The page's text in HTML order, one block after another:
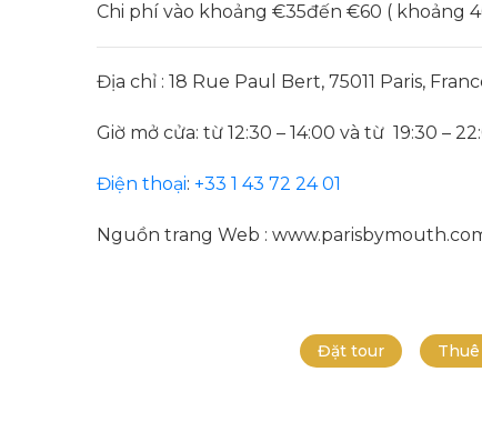
Chi phí vào khoảng €35đến €60 ( khoảng
Địa chỉ : 18 Rue Paul Bert, 75011 Paris,
Giờ mở cửa: từ 12:30 – 14:00 và từ 19:30 –
Điện thoại: +33 1 43 72 24 01
Nguồn trang Web :
Đặt tour